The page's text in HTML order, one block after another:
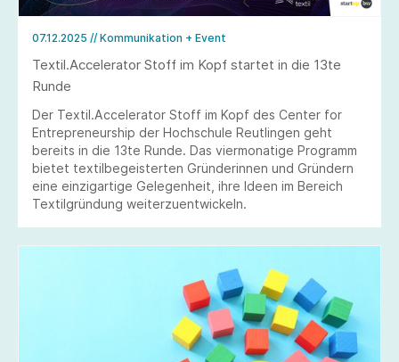
07.12.2025 // Kommunikation + Event
Textil.Accelerator Stoff im Kopf startet in die 13te
Runde
Der Textil.Accelerator Stoff im Kopf des Center for
Entrepreneurship der Hochschule Reutlingen geht
bereits in die 13te Runde. Das viermonatige Programm
bietet textilbegeisterten Gründerinnen und Gründern
eine einzigartige Gelegenheit, ihre Ideen im Bereich
Textilgründung weiterzuentwickeln.